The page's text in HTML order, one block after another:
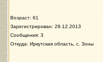
Возраст: 61
Зарегистрирован: 29.12.2013
Сообщения: 3
Откуда: Иркутская область, с. Зоны